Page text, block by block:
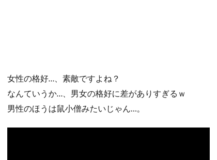
女性の格好…、素敵ですよね？
なんていうか…、男女の格好に差がありすぎるｗ
男性のほうは鼠小僧みたいじゃん…。